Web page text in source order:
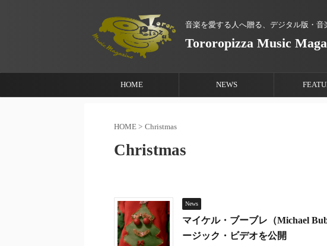
音楽を愛する人へ贈る、デジタル版・音
Tororopizza Music
HOME NEWS
HOME > Christmas
Christmas
News
マイケル・ブーブレ（Michael
ージック・ビデオを公開